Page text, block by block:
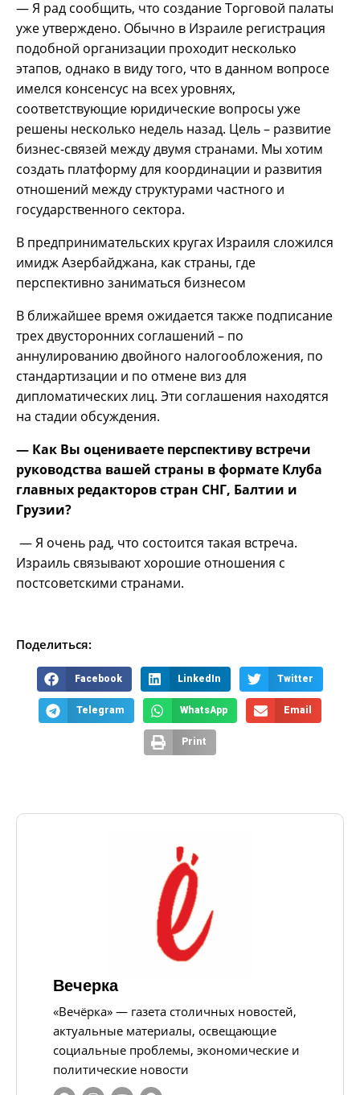
— Я рад сообщить, что создание Торговой палаты
уже утверждено. Обычно в Израиле регистрация
подобной организации проходит несколько
этапов, однако в виду того, что в данном вопросе
имелся консенсус на всех уровнях,
соответствующие юридические вопросы уже
решены несколько недель назад. Цель – развитие
бизнес-связей между двумя странами. Мы хотим
создать платформу для координации и развития
отношений между структурами частного и
государственного сектора.
В предпринимательских кругах Израиля сложился
имидж Азербайджана, как страны, где
перспективно заниматься бизнесом
В ближайшее время ожидается также подписание
трех двусторонних соглашений – по
аннулированию двойного налогообложения, по
стандартизации и по отмене виз для
дипломатических лиц. Эти соглашения находятся
на стадии обсуждения.
— Как Вы оцениваете перспективу встречи
руководства вашей страны в формате Клуба
главных редакторов стран СНГ, Балтии и
Грузии?
— Я очень рад, что состоится такая встреча.
Израиль связывают хорошие отношения с
постсоветскими странами.
Поделиться:
Facebook LinkedIn Twitter
Telegram WhatsApp Email
Print
Вечерка
«Вечёрка» — газета столичных новостей,
актуальные материалы, освещающие
социальные проблемы, экономические и
политические новости